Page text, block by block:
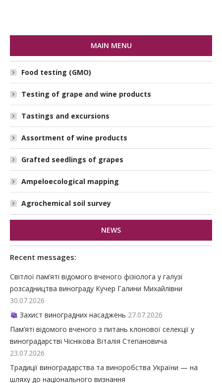
MAIN MENU
Food testing (GMO)
Testing of grape and wine products
Tastings and excursions
Assortment of wine products
Grafted seedlings of grapes
Ampeloecological mapping
Agrochemical soil survey
NEWS
Recent messages:
Світлої пам’яті відомого вченого фізіолога у галузі
розсадництва винограду Кучер Галини Михайлівни
30.07.2026
Захист виноградних насаджень 27.07.2026
Пам’яті відомого вченого з питань клонової селекції у
виноградарстві Чіснікова Віталія Степановича
23.07.2026
Традиції виноградарства та виноробства України — на
шляху до національного визнання